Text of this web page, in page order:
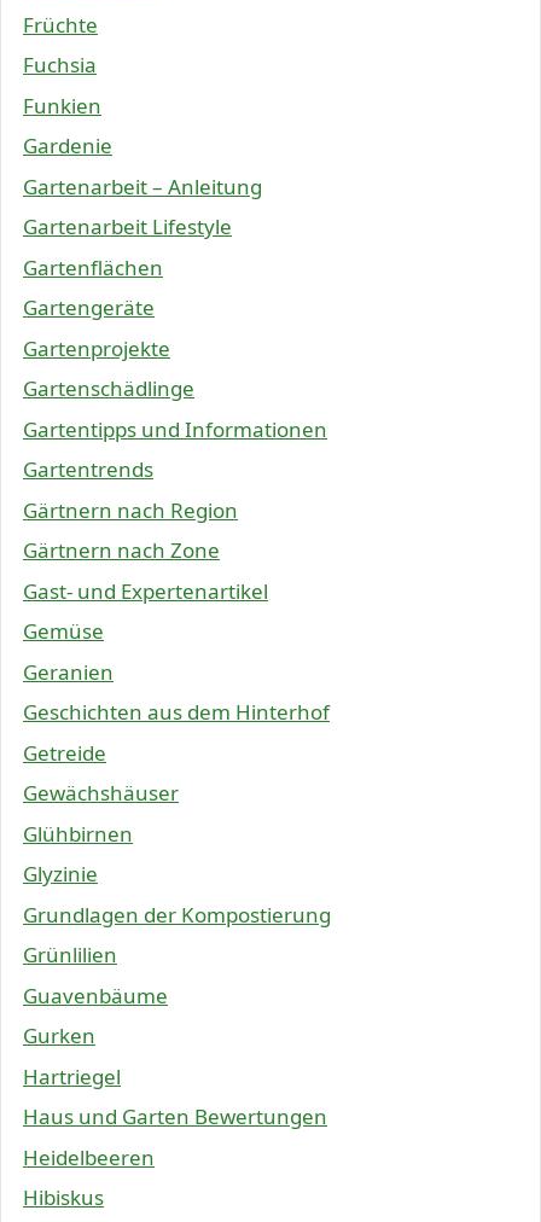
Früchte
Fuchsia
Funkien
Gardenie
Gartenarbeit – Anleitung
Gartenarbeit Lifestyle
Gartenflächen
Gartengeräte
Gartenprojekte
Gartenschädlinge
Gartentipps und Informationen
Gartentrends
Gärtnern nach Region
Gärtnern nach Zone
Gast- und Expertenartikel
Gemüse
Geranien
Geschichten aus dem Hinterhof
Getreide
Gewächshäuser
Glühbirnen
Glyzinie
Grundlagen der Kompostierung
Grünlilien
Guavenbäume
Gurken
Hartriegel
Haus und Garten Bewertungen
Heidelbeeren
Hibiskus